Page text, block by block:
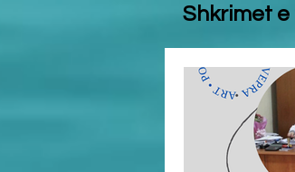
Shkrimet